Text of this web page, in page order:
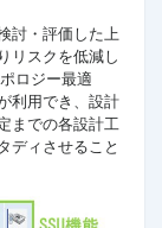
討・評価した上
リスクを低減し
ロジー最適
利用でき、設計
までの各設計工
ディさせること